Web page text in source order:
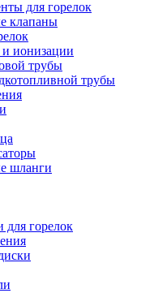
для горелок
клапаны
ионизации
трубы
трубы
шланги
горелок